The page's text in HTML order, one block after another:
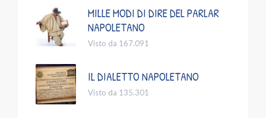
MILLE MODI DI DIRE DEL PARLAR
NAPOLETANO
Visto da 167.091
IL DIALETTO NAPOLETANO
Visto da 135.301